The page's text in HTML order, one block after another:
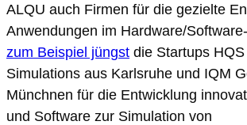
ALQU auch Firmen für die gezielte
Anwendungen im Hardware/
zum Beispiel jüngst die Startups
Simulations aus Karlsruhe und IQM
Münchnen für die Entwicklung
und Software zur Simulation von